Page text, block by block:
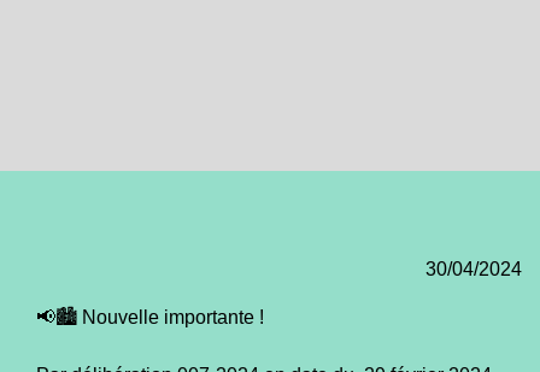
30/04/2024
📢🏙️ Nouvelle importante !